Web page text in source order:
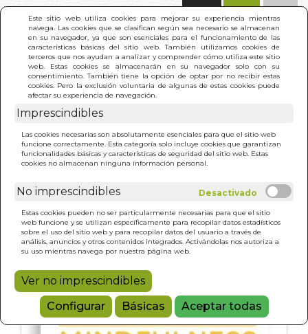
Este sitio web utiliza cookies para mejorar su experiencia mientras
navega. Las cookies que se clasifican según sea necesario se almacenan
en su navegador, ya que son esenciales para el funcionamiento de las
características básicas del sitio web. También utilizamos cookies de
terceros que nos ayudan a analizar y comprender cómo utiliza este sitio
web. Estas cookies se almacenarán en su navegador solo con su
consentimiento. También tiene la opción de optar por no recibir estas
cookies. Pero la exclusión voluntaria de algunas de estas cookies puede
afectar su experiencia de navegación.
Imprescindibles
Las cookies necesarias son absolutamente esenciales para que el sitio web
funcione correctamente. Esta categoría solo incluye cookies que garantizan
funcionalidades básicas y características de seguridad del sitio web. Estas
cookies no almacenan ninguna información personal.
No imprescindibles
Estas cookies pueden no ser particularmente necesarias para que el sitio
web funcione y se utilizan específicamente para recopilar datos estadísticos
sobre el uso del sitio web y para recopilar datos del usuario a través de
análisis, anuncios y otros contenidos integrados. Activándolas nos autoriza a
su uso mientras navega por nuestra página web.
Ver no imprescindibles
Configurar
Básicas Aceptar todas
INICIO > MINDFULNESS PRACTICO